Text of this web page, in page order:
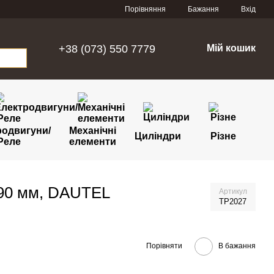
Порівняння Бажання Вхід
+38 (073) 550 7779 Мій кошик
Механічні
елементи
Циліндри Різне
мм, DAUTEL Артикул
TP2027
Порівняти В бажання